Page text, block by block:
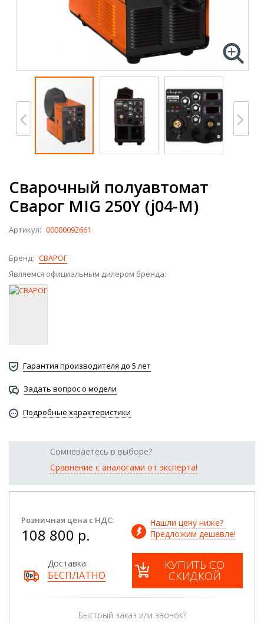
Сварочный полуавтомат
Сварог MIG 250Y (j04-M)
Артикул: 00000092661
Бренд: СВАРОГ
Являемся официальным дилером бренда:
Гарантия производителя до 5 лет
Задать вопрос о модели
Подробные характеристики
Сомневаетесь в выборе?
Сравнение с аналогами от эксперта!
Розничная цена с НДС:
108 800 р.
Нашли цену ниже?
Предложим дешевле!
Доставка:
БЕСПЛАТНО
КУПИТЬ СО
СКИДКОЙ
Быстрый заказ или звонок?